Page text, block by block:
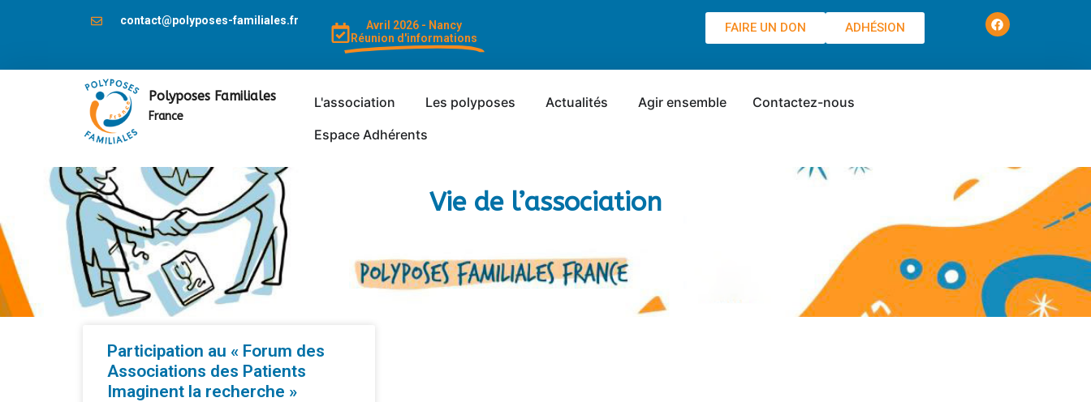
contact@polyposes-familiales.fr
Avril 2026 - Nancy
Réunion d'informations
FAIRE UN DON ADHÉSION
Polyposes Familiales
France
L'association Les polyposes Actualités Agir ensemble
Contactez-nous
Espace Adhérents
Vie de l’association
Participation au « Forum des
Associations des Patients
Imaginent la recherche »